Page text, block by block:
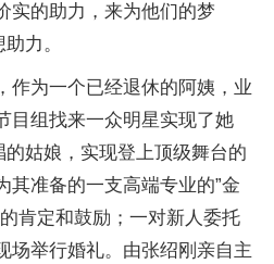
实的助力，来为他们的梦
力。
作为一个已经退休的阿姨，业
目组找来一众明星实现了她
的姑娘，实现登上顶级舞台的
其准备的一支高端专业的”金
肯定和鼓励；一对新人委托
场举行婚礼。由张绍刚亲自主